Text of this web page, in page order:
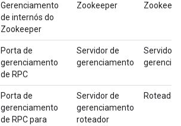
Gerenciamento
de internós do
Zookeeper
Zookeeper
Porta de
gerenciamento
de RPC
Servidor de
gerenciamento
Servidor
Porta de
gerenciamento
de RPC para
Servidor de
gerenciamento
roteador
Roteador